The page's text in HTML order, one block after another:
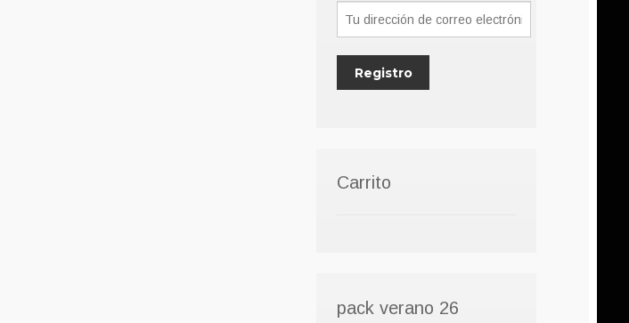
Carrito
pack verano 26